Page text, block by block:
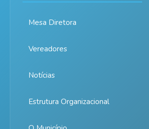
Mesa Diretora
Vereadores
Notícias
Estrutura Organizacional